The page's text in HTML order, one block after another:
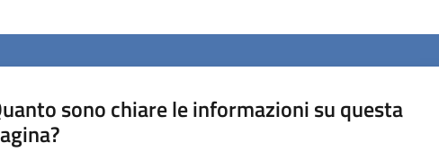
sono chiare le informazioni su questa